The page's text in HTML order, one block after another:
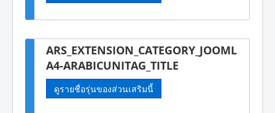
ARS_EXTENSION_CATEGORY_JOOML
A4-ARABICUNITAG_TITLE
ดูรายชื่อรุ่นของส่วนเสริมนี้